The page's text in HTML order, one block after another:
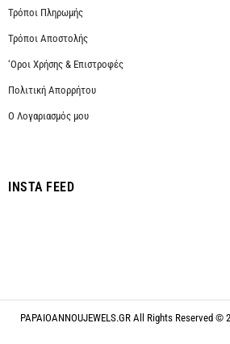
Τρόποι Πληρωμής
Τρόποι Αποστολής
‘Οροι Χρήσης & Επιστροφές
Πολιτική Απορρήτου
Ο Λογαριασμός μου
INSTA FEED
PAPAIOANNOUJEWELS.GR All Rights Reserved ©